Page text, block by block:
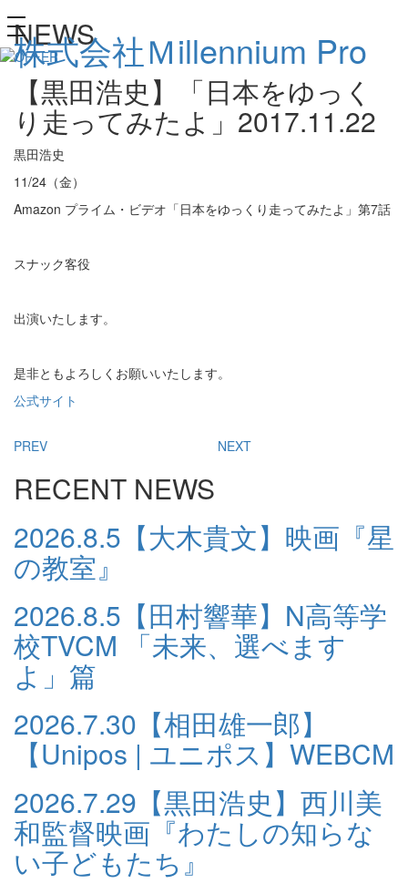
株式会社Ｍillennium Pro
toggle
navigation
NEWS
【黒田浩史】「日本をゆっく
り走ってみたよ」 2017.11.22
黒田浩史
11/24（金）
Amazon プライム・ビデオ「日本をゆっくり走ってみたよ」第7話
スナック客役
出演いたします。
是非ともよろしくお願いいたします。
公式サイト
PREV NEXT
RECENT NEWS
2026.8.5 【大木貴文】映画『星
の教室』
2026.8.5 【田村響華】N高等学
校TVCM 「未来、選べます
よ」篇
2026.7.30 【相田雄一郎】
【Unipos | ユニポス】WEBCM
2026.7.29 【黒田浩史】西川美
和監督映画『わたしの知らな
い子どもたち』